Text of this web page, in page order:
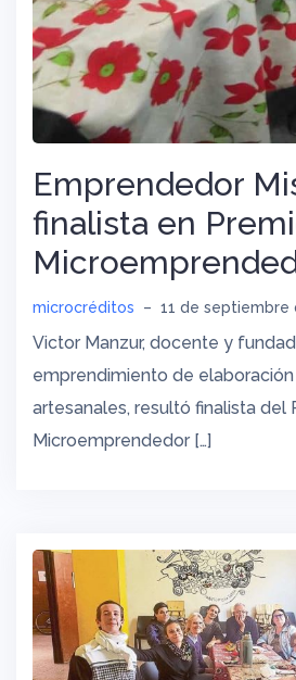
Emprendedor
finalista en
microcréditos – 11 de septiembre
Victor Manzur, docente y
emprendimiento de
artesanales, resultó finalista del
Microemprendedor […]